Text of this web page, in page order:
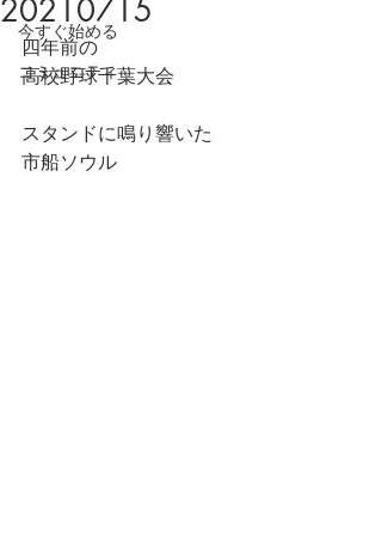
今すぐ始める
コミュニティ
20210715
四年前の
高校野球千葉大会
スタンドに鳴り響いた
市船ソウル